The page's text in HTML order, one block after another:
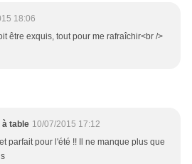
18:06
être exquis, tout pour me rafraîchir<br />
à table 10/07/2015 17:12
parfait pour l'été !! Il ne manque plus que